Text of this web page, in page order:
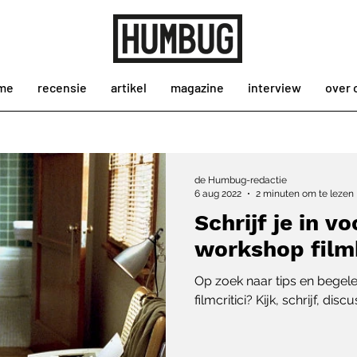
recensie artikel magazine interview over
Schrijf je in
workshop
Op zoek naar tips en
filmcritici? Kijk, schrijf,
de Humbug-redactie
6 aug 2022
2 minuten om te lezen